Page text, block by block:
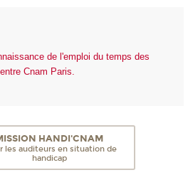
de l'emploi du temps des
Cnam Paris.
HANDI'CNAM
les auditeurs en situation de
handicap